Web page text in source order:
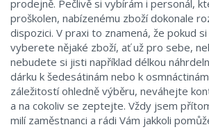
prodejně. Pečlivě si vybírám i personál,
proškolen, nabízenému zboží dokonale
dispozici. V praxi to znamená, že pokud
vyberete nějaké zboží, ať už pro sebe,
nebudete si jisti například délkou
dárku k šedesátinám nebo k
záležitostí ohledně výběru, neváhejte
a na cokoliv se zeptejte. Vždy jsem
milí zaměstnanci a rádi Vám jakkoli